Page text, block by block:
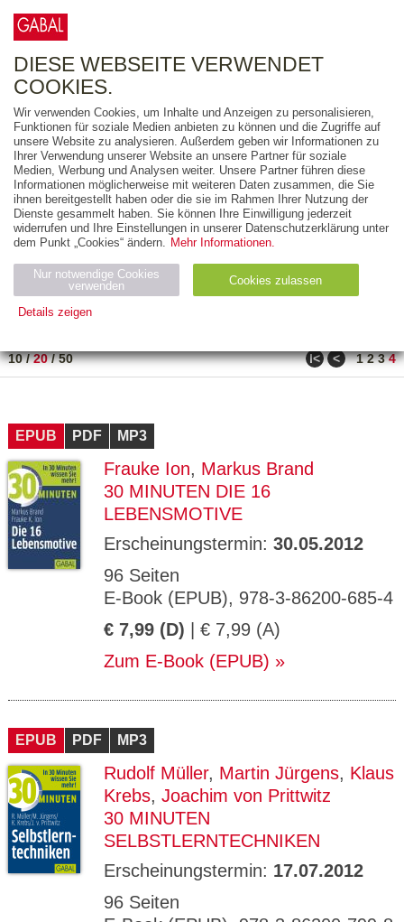
FREITEXT
AUSGABEART
AUS DER REIHE
ZUM THEMA
Neuerscheinung
Bestseller
PREIS
10/20/50 ǀ< < 1 2 3 4
EPUB PDF MP3
Frauke Ion, Markus Brand
30 MINUTEN DIE 16
LEBENSMOTIVE
Erscheinungstermin: 30.05.2012
96 Seiten
E-Book (EPUB), 978-3-86200-685-4
€ 7,99 (D) | € 7,99 (A)
Zum E-Book (EPUB)
EPUB PDF MP3
Rudolf Müller, Martin Jürgens, Klaus
Krebs, Joachim von Prittwitz
30 MINUTEN
SELBSTLERNTECHNIKEN
Erscheinungstermin: 17.07.2012
96 Seiten
DIESE WEBSEITE VERWENDET
COOKIES.
Wir verwenden Cookies, um Inhalte und Anzeigen zu personalisieren,
Funktionen für soziale Medien anbieten zu können und die Zugriffe auf
unsere Website zu analysieren. Außerdem geben wir Informationen zu
Ihrer Verwendung unserer Website an unsere Partner für soziale
Medien, Werbung und Analysen weiter. Unsere Partner führen diese
Informationen möglicherweise mit weiteren Daten zusammen, die Sie
ihnen bereitgestellt haben oder die sie im Rahmen Ihrer Nutzung der
Dienste gesammelt haben. Sie können Ihre Einwilligung jederzeit
widerrufen und Ihre Einstellungen in unserer Datenschutzerklärung unter
dem Punkt „Cookies“ ändern. Mehr Informationen.
Nur notwendige Cookies
verwenden
Cookies zulassen
Details zeigen
Name Zweck
ESSION
_ID
verlag.
de
Session verwendet
GV_CO
OKIES
gabal-
verlag.
Speichert den Zustimmungsstatus des
Benutzers für Cookies auf der aktuellen
Domäne.